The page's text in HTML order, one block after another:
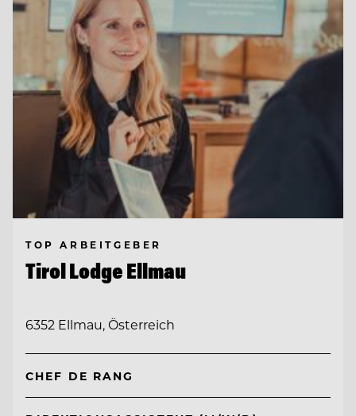
TOP ARBEITGEBER
Tirol Lodge Ellmau
6352 Ellmau, Österreich
CHEF DE RANG